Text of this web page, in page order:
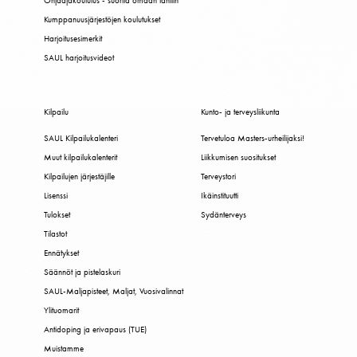
Kumppanuusjärjestöjen koulutukset
Harjoitusesimerkit
SAUL harjoitusvideot
Kilpailu
SAUL Kilpailukalenteri
Muut kilpailukalenterit
Kilpailujen järjestäjille
Lisenssi
Tulokset
Tilastot
Ennätykset
Säännöt ja pistelaskuri
SAUL-Maljapisteet, Maljat, Vuosivalinnat
Ylituomarit
Antidoping ja erivapaus (TUE)
Muistamme
Kunto- ja terveysliikunta
Tervetuloa Masters-urheilijaksi!
Liikkumisen suositukset
Terveystori
Ikäinstituutti
Sydänterveys